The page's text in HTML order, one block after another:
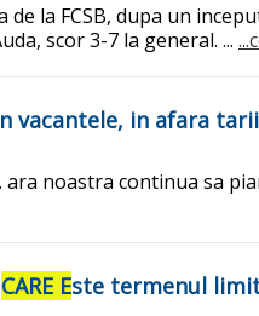
la FCSB, dupa un
scor 3-7 la general. ...
in afara
noastra continua sa
CARE Este termenul